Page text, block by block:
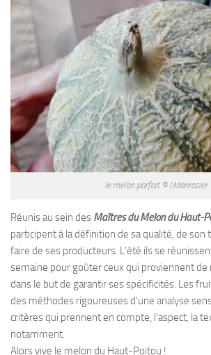
le melon parfait © I.Monrozier
Réunis au sein des Maîtres du Melon du Haut-
participent à la définition de sa qualité, de son
faire de ses producteurs. L’été ils se
semaine pour goûter ceux qui proviennent de
dans le but de garantir ses spécificités. Les
des méthodes rigoureuses d’une analyse
critères qui prennent en compte, l’aspect, la
notamment.
Alors vive le melon du Haut-Poitou !